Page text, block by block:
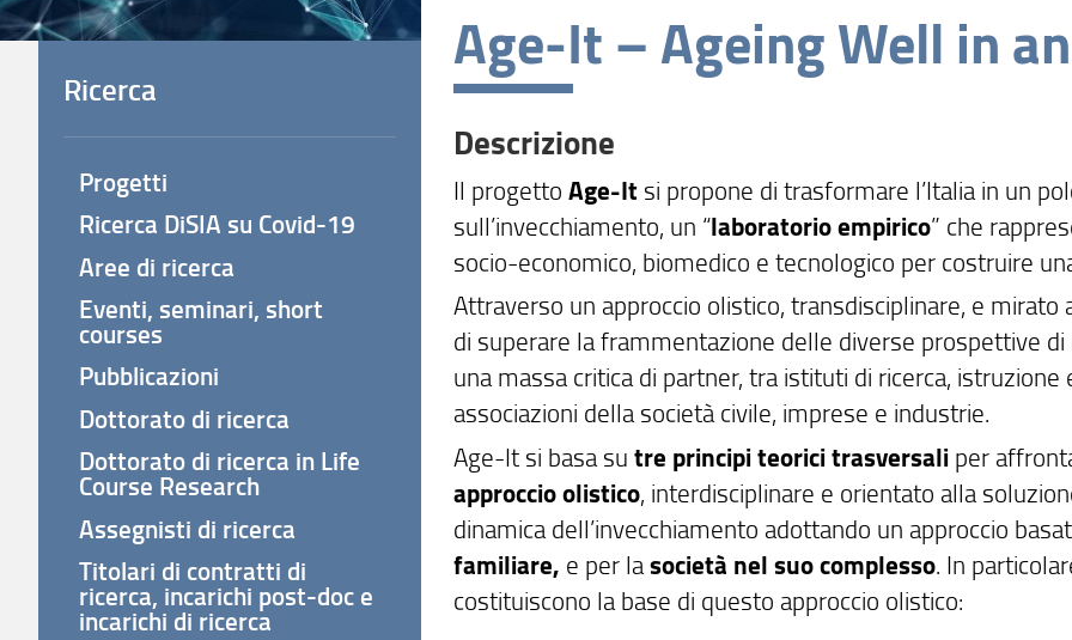
Age-It – Ageing Well in
Descrizione
Il progettoAge-It si propone di trasformare l’Italia in un
sull’invecchiamento, un “laboratorio empirico” che
socio-economico, biomedico e tecnologico per costruire
Attraverso un approccio olistico, transdisciplinare, e
di superare la frammentazione delle diverse prospettive di
una massa critica di partner, tra istituti di ricerca,
associazioni della società civile, imprese e industrie.
Age-It si basa sutre principi teorici trasversali per
approccio olistico, interdisciplinare e orientato alla
dinamica dell’invecchiamento adottando un approccio
familiare, e per lasocietà nel suo complesso. In
costituiscono la base di questo approccio olistico:
Ricerca
Progetti
Ricerca DiSIA su Covid-19
Aree di ricerca
Eventi, seminari, short
courses
Pubblicazioni
Dottorato di ricerca
Dottorato di ricerca in Life
Course Research
Assegnisti di ricerca
Titolari di contratti di
ricerca, incarichi post-doc e
incarichi di ricerca